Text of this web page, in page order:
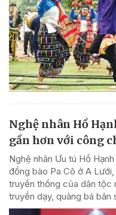
Nghệ nhân Hồ
gần hơn với công
Nghệ nhân Ưu tú Hồ
đồng bào Pa Cô ở A
truyền thống của dân tộc
truyền dạy, quảng bá bản